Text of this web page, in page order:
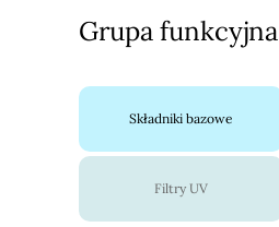
Grupa funkcyjna
Składniki bazowe
Filtry UV